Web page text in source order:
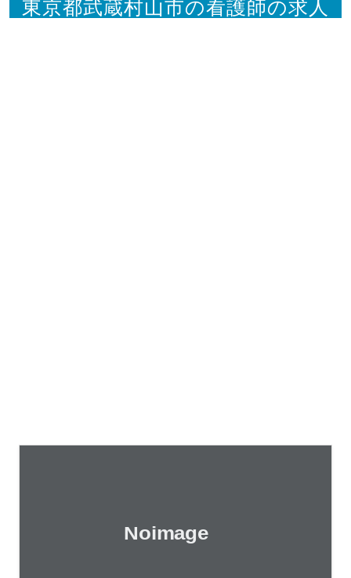
東京都武蔵村山市の看護師の求人